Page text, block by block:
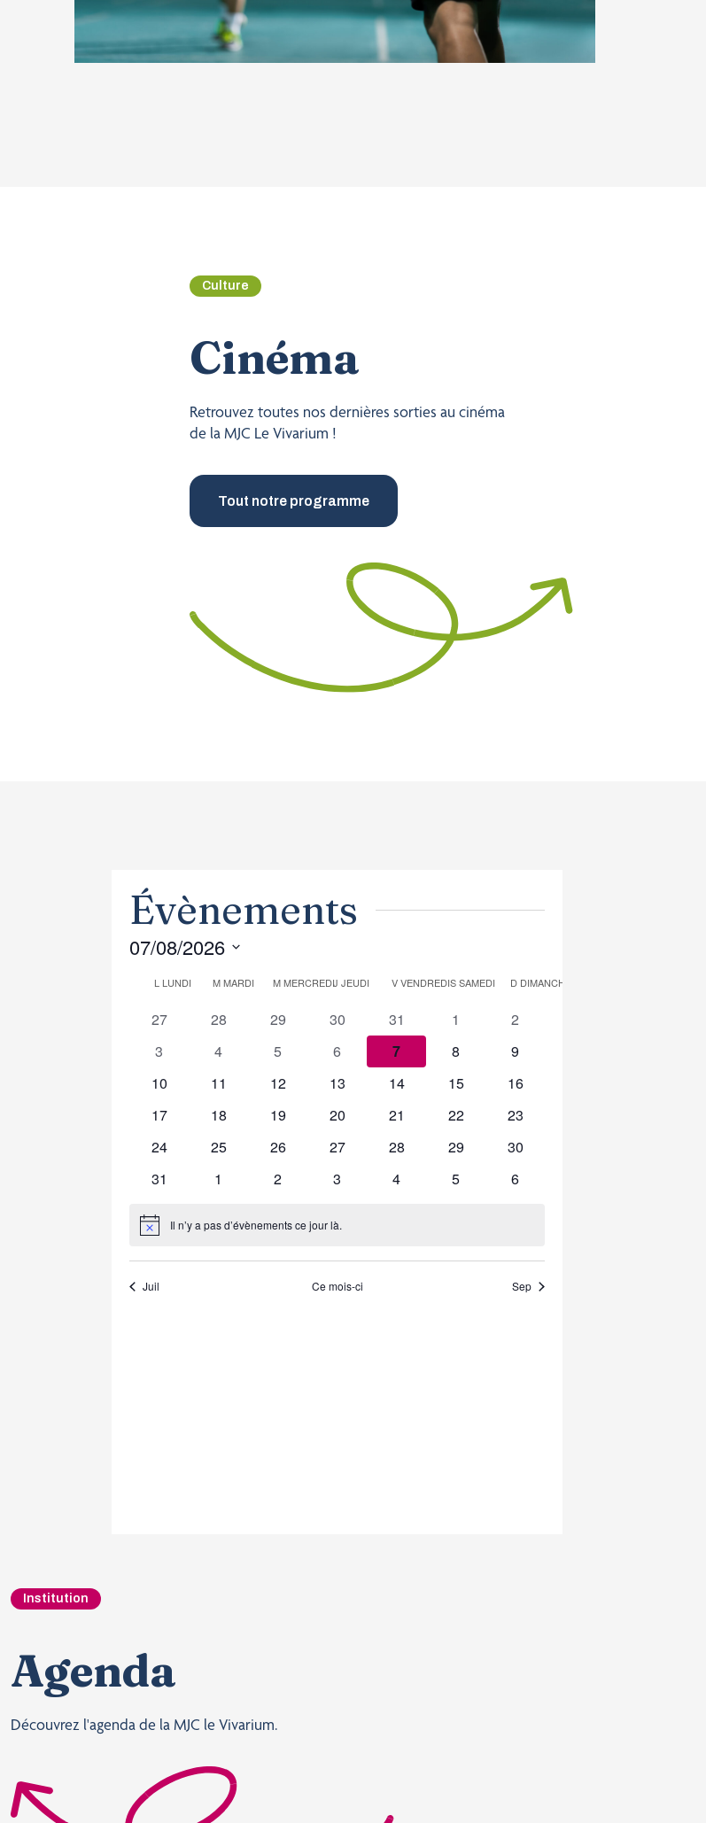
Culture
Cinéma
Retrouvez toutes nos dernières sorties au cinéma
de la MJC Le Vivarium !
Tout notre programme
Institution
Agenda
Découvrez l'agenda de la MJC le Vivarium.